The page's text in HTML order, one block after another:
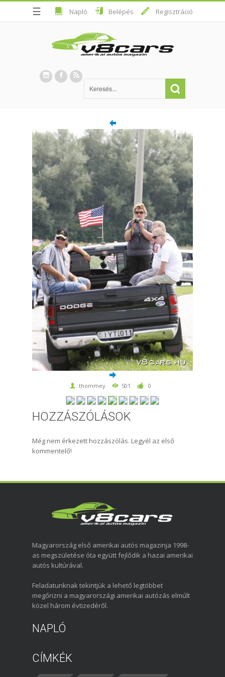
☰ Napló Belépés Regisztráció
thommey 501 0
HOZZÁSZÓLÁSOK
Még nem érkezett hozzászólás. Legyél az első
kommentelő!
Magyarország első amerikai autós magazinja 1998-
as megszületése óta együtt fejlődik a hazai amerikai
autós kultúrával.
Feladatunknak tekintjük a lehető legtöbbet
megőrizni a magyarországi amerikai autózás elmúlt
közel három évtizedéről.
NAPLÓ
CÍMKÉK